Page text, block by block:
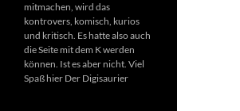
mitmachen, wird das
kontrovers, komisch, kurios
und kritisch. Es hatte also auch
die Seite mit dem K werden
können. Ist es aber nicht. Viel
Spaß hier Der Digisaurier